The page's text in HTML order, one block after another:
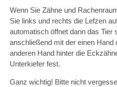
Wenn Sie Zähne und
Sie links und rechts die Lefzen
automatisch öffnet dann das Tier
anschließend mit der einen Hand
anderen Hand hinter die
Unterkiefer fest.
Ganz wichtig! Bitte nicht